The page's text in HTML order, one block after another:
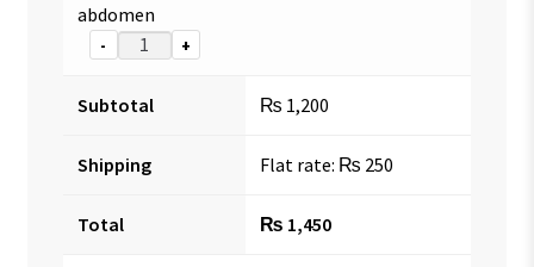
abdomen
- +
Subtotal ₨ 1,200
Shipping Flat rate: ₨ 250
Total ₨ 1,450